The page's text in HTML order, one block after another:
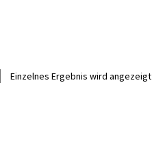
Einzelnes Ergebnis wird angezeigt